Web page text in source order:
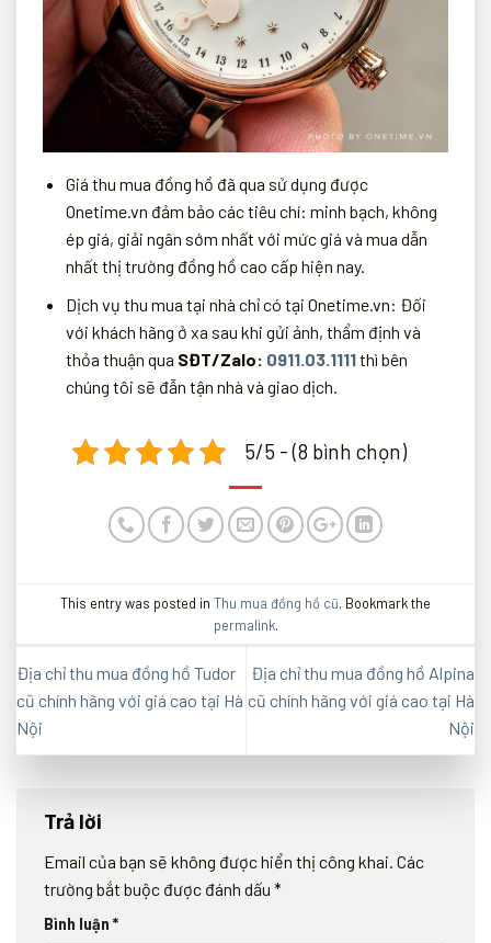
Giá thu mua đồng hồ đã qua sử dụng được
Onetime.vn đảm bảo các tiêu chí: minh bạch, không
ép giá, giải ngân sớm nhất với mức giá và mua dẫn
nhất thị trường đồng hồ cao cấp hiện nay.
Dịch vụ thu mua tại nhà chỉ có tại Onetime.vn: Đối
với khách hãng ở xa sau khi gửi ảnh, thẩm định và
thỏa thuận qua SĐT/Zalo: 0911.03.1111thì bên
chúng tôi sẽ đẫn tận nhà và giao dịch.
5/5 - (8 bình chọn)
This entry was posted in Thu mua đồng hồ cũ. Bookmark the
permalink.
Địa chỉ thu mua đồng hồ Tudor
cũ chính hãng với giá cao tại Hà
Nội
Địa chỉ thu mua đồng hồ Alpina
cũ chính hãng với giá cao tại Hà
Nội
Trả lời
Email của bạn sẽ không được hiển thị công khai. Các
trường bắt buộc được đánh dấu *
Bình luận *